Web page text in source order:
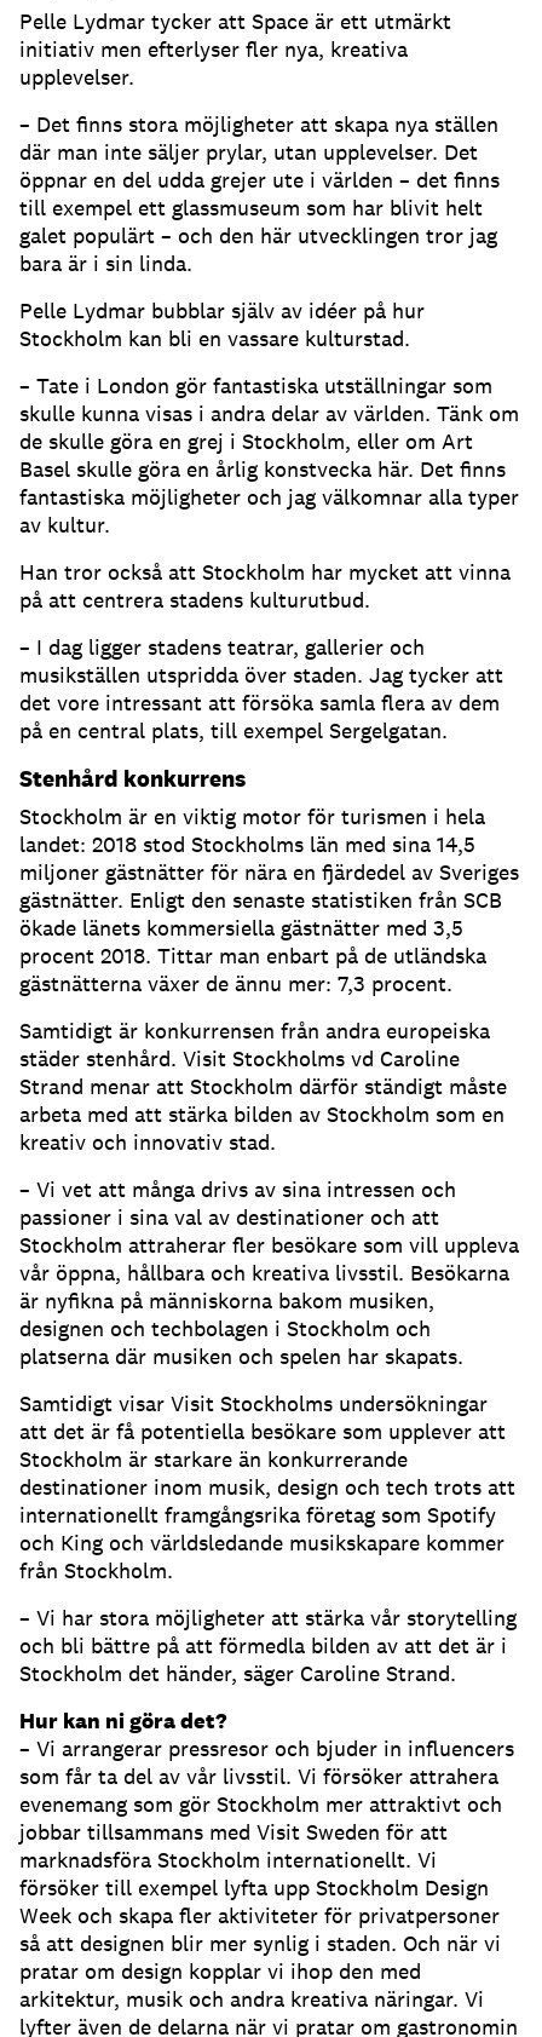
Pelle Lydmar tycker att Space är ett utmärkt
initiativ men efterlyser fler nya, kreativa
upplevelser.
– Det finns stora möjligheter att skapa nya ställen
där man inte säljer prylar, utan upplevelser. Det
öppnar en del udda grejer ute i världen – det finns
till exempel ett glassmuseum som har blivit helt
galet populärt – och den här utvecklingen tror jag
bara är i sin linda.
Pelle Lydmar bubblar själv av idéer på hur
Stockholm kan bli en vassare kulturstad.
– Tate i London gör fantastiska utställningar som
skulle kunna visas i andra delar av världen. Tänk om
de skulle göra en grej i Stockholm, eller om Art
Basel skulle göra en årlig konstvecka här. Det finns
fantastiska möjligheter och jag välkomnar alla typer
av kultur.
Han tror också att Stockholm har mycket att vinna
på att centrera stadens kulturutbud.
– I dag ligger stadens teatrar, gallerier och
musikställen utspridda över staden. Jag tycker att
det vore intressant att försöka samla flera av dem
på en central plats, till exempel Sergelgatan.
Stenhård konkurrens
Stockholm är en viktig motor för turismen i hela
landet: 2018 stod Stockholms län med sina 14,5
miljoner gästnätter för nära en fjärdedel av Sveriges
gästnätter. Enligt den senaste statistiken från SCB
ökade länets kommersiella gästnätter med 3,5
procent 2018. Tittar man enbart på de utländska
gästnätterna växer de ännu mer: 7,3 procent.
Samtidigt är konkurrensen från andra europeiska
städer stenhård. Visit Stockholms vd Caroline
Strand menar att Stockholm därför ständigt måste
arbeta med att stärka bilden av Stockholm som en
kreativ och innovativ stad.
– Vi vet att många drivs av sina intressen och
passioner i sina val av destinationer och att
Stockholm attraherar fler besökare som vill uppleva
vår öppna, hållbara och kreativa livsstil. Besökarna
är nyfikna på människorna bakom musiken,
designen och techbolagen i Stockholm och
platserna där musiken och spelen har skapats.
Samtidigt visar Visit Stockholms undersökningar
att det är få potentiella besökare som upplever att
Stockholm är starkare än konkurrerande
destinationer inom musik, design och tech trots att
internationellt framgångsrika företag som Spotify
och King och världsledande musikskapare kommer
från Stockholm.
– Vi har stora möjligheter att stärka vår storytelling
och bli bättre på att förmedla bilden av att det är i
Stockholm det händer, säger Caroline Strand.
Hur kan ni göra det?
– Vi arrangerar pressresor och bjuder in influencers
som får ta del av vår livsstil. Vi försöker attrahera
evenemang som gör Stockholm mer attraktivt och
jobbar tillsammans med Visit Sweden för att
marknadsföra Stockholm internationellt. Vi
försöker till exempel lyfta upp Stockholm Design
Week och skapa fler aktiviteter för privatpersoner
så att designen blir mer synlig i staden. Och när vi
pratar om design kopplar vi ihop den med
arkitektur, musik och andra kreativa näringar. Vi
lyfter även de delarna när vi pratar om gastronomin